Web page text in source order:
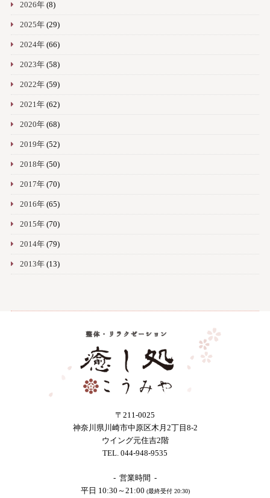
2026年(8)
2025年(29)
2024年(66)
2023年(58)
2022年(59)
2021年(62)
2020年(68)
2019年(52)
2018年(50)
2017年(70)
2016年(65)
2015年(70)
2014年(79)
2013年(13)
〒211-0025
神奈川県川崎市中原区木月2丁目8-2
ウイング元住吉2階
TEL. 044-948-9535
- 営業時間 -
平日 10:30～21:00 (最終受付 20:30)